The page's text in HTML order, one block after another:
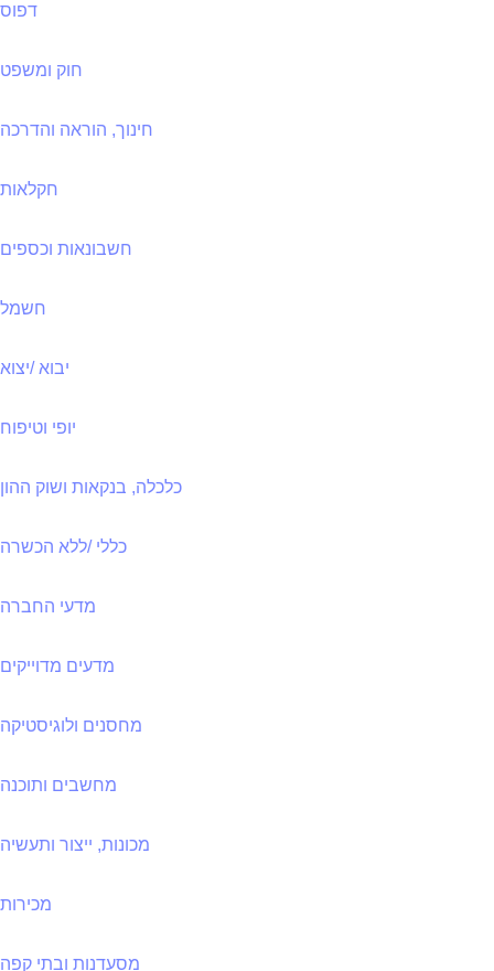
דפוס
חוק ומשפט
חינוך, הוראה והדרכה
חקלאות
חשבונאות וכספים
חשמל
יבוא /יצוא
יופי וטיפוח
כלכלה, בנקאות ושוק ההון
כללי /ללא הכשרה
מדעי החברה
מדעים מדוייקים
מחסנים ולוגיסטיקה
מחשבים ותוכנה
מכונות, ייצור ותעשיה
מכירות
מסעדנות ובתי קפה